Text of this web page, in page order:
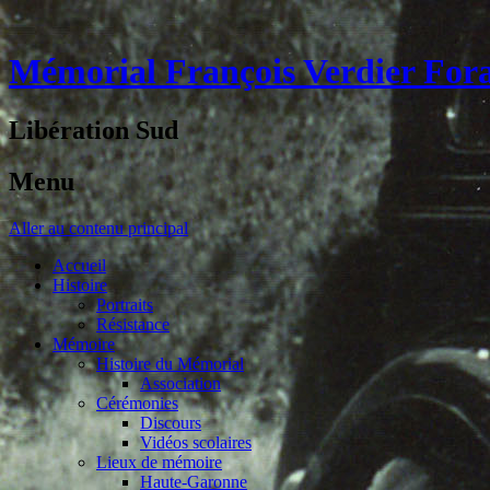
Mémorial François Verdier
Libération Sud
Menu
Aller au contenu principal
Accueil
Histoire
Portraits
Résistance
Mémoire
Histoire du Mémorial
Association
Cérémonies
Discours
Vidéos scolaires
Lieux de mémoire
Haute-Garonne